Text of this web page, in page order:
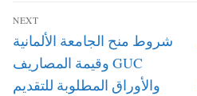
NEXT
Next
شروط منح الجامعة الألمانية
GUC وقيمة المصاريف
والأوراق المطلوبة للتقديم